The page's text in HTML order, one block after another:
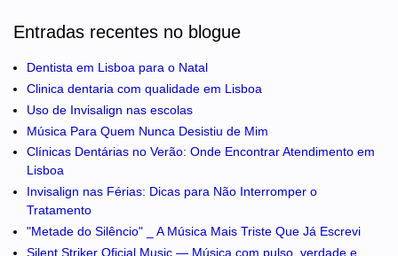
Entradas recentes no blogue
Dentista em Lisboa para o Natal
Clinica dentaria com qualidade em Lisboa
Uso de Invisalign nas escolas
Música Para Quem Nunca Desistiu de Mim
Clínicas Dentárias no Verão: Onde Encontrar Atendimento em
Lisboa
Invisalign nas Férias: Dicas para Não Interromper o
Tratamento
"Metade do Silêncio" _ A Música Mais Triste Que Já Escrevi
Silent Striker Oficial Music — Música com pulso, verdade e